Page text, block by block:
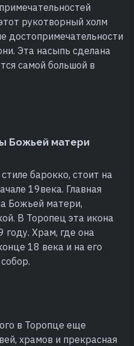
рукотворный холм
достопримечательности
Эта насыпь сделана
самой большой в
Божьей матери
барокко, стоит на
19века. Главная
Божьей матери,
В Торопец эта икона
Храм, где она
18 века и на его
в Торопце еще
храмов и прекрасная